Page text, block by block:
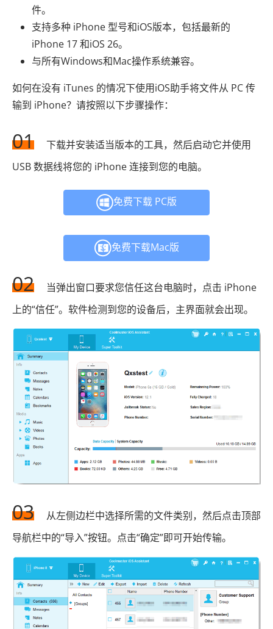
件。
支持多种 iPhone 型号和iOS版本，包括最新的
iPhone 17 和iOS 26。
与所有Windows和Mac操作系统兼容。
如何在没有 iTunes 的情况下使用iOS助手将文件从 PC 传
输到 iPhone？请按照以下步骤操作：
01
下载并安装适当版本的工具，然后启动它并使用
USB 数据线将您的 iPhone 连接到您的电脑。
免费下载 PC版
免费下载Mac版
02
当弹出窗口要求您信任这台电脑时，点击 iPhone
上的“信任”。软件检测到您的设备后，主界面就会出现。
03
从左侧边栏中选择所需的文件类别，然后点击顶部
导航栏中的“导入”按钮。点击“确定”即可开始传输。